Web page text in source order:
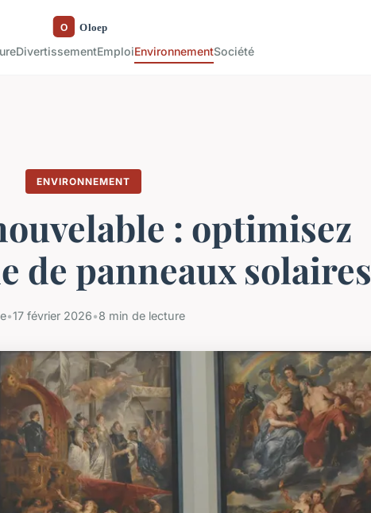
DivertissementEmploiEnvironnementSociété
ENVIRONNEMENT
: optimisez
de panneaux solaires
•17 février 2026•8 min de lecture